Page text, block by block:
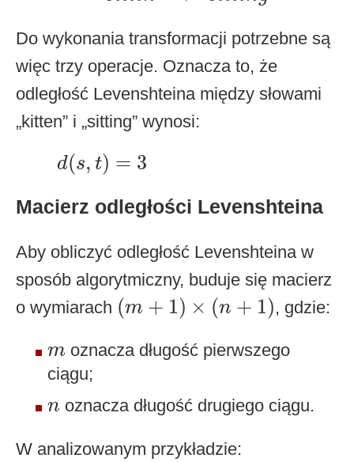
Do wykonania transformacji potrzebne są
więc trzy operacje. Oznacza to, że
odległość Levenshteina między słowami
„kitten” i „sitting” wynosi:
d(s, t) = 3
d ( s,t)
Macierz odległości Levenshteina
Aby obliczyć odległość Levenshteina w
sposób algorytmiczny, buduje się macierz
o wymiarach (m + 1) × (n + 1)
(m 1 )×( n + 1) , gdzie:
m
m oznacza długość pierwszego
ciągu;
n
n oznacza długość drugiego ciągu.
W analizowanym przykładzie: